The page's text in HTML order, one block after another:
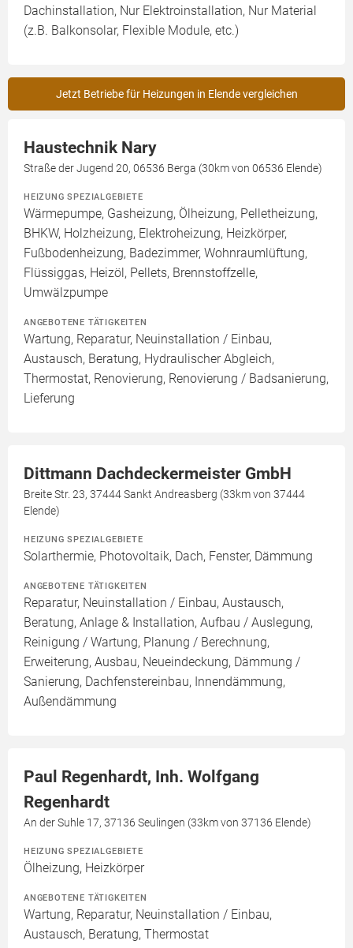
Dachinstallation, Nur Elektroinstallation, Nur Material
(z.B. Balkonsolar, Flexible Module, etc.)
Jetzt Betriebe für Heizungen in Elende vergleichen
Haustechnik Nary
Straße der Jugend 20, 06536 Berga (30km von 06536 Elende)
HEIZUNG SPEZIALGEBIETE
Wärmepumpe, Gasheizung, Ölheizung, Pelletheizung,
BHKW, Holzheizung, Elektroheizung, Heizkörper,
Fußbodenheizung, Badezimmer, Wohnraumlüftung,
Flüssiggas, Heizöl, Pellets, Brennstoffzelle,
Umwälzpumpe
ANGEBOTENE TÄTIGKEITEN
Wartung, Reparatur, Neuinstallation / Einbau,
Austausch, Beratung, Hydraulischer Abgleich,
Thermostat, Renovierung, Renovierung / Badsanierung,
Lieferung
Dittmann Dachdeckermeister GmbH
Breite Str. 23, 37444 Sankt Andreasberg (33km von 37444
Elende)
HEIZUNG SPEZIALGEBIETE
Solarthermie, Photovoltaik, Dach, Fenster, Dämmung
ANGEBOTENE TÄTIGKEITEN
Reparatur, Neuinstallation / Einbau, Austausch,
Beratung, Anlage & Installation, Aufbau / Auslegung,
Reinigung / Wartung, Planung / Berechnung,
Erweiterung, Ausbau, Neueindeckung, Dämmung /
Sanierung, Dachfenstereinbau, Innendämmung,
Außendämmung
Paul Regenhardt, Inh. Wolfgang
Regenhardt
An der Suhle 17, 37136 Seulingen (33km von 37136 Elende)
HEIZUNG SPEZIALGEBIETE
Ölheizung, Heizkörper
ANGEBOTENE TÄTIGKEITEN
Wartung, Reparatur, Neuinstallation / Einbau,
Austausch, Beratung, Thermostat